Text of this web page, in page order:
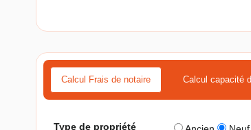
Calcul Frais de notaire Calcul capacité